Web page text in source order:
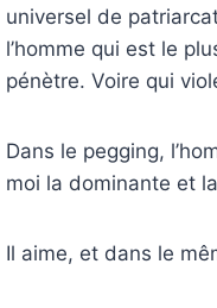
universel de
l’homme qui est le
pénètre. Voire qui
Dans le pegging,
moi la dominante et
Il aime, et dans le